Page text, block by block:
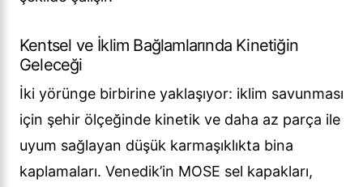
Kentsel ve İklim Bağlamlarında Kinetiğin
Geleceği
İki yörünge birbirine yaklaşıyor: iklim savunması
için şehir ölçeğinde kinetik ve daha az parça ile
uyum sağlayan düşük karmaşıklıkta bina
kaplamaları. Venedik’in MOSE sel kapakları,